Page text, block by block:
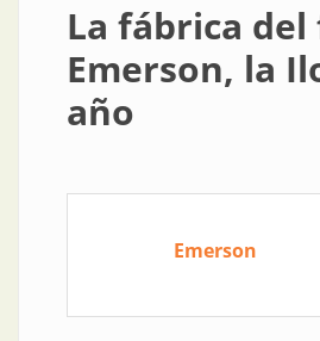
La fábrica
Emerson, la
año
Emerson